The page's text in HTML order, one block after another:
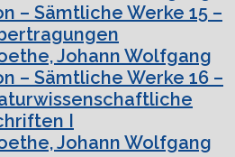
– Sämtliche Werke 15 –
Johann Wolfgang
– Sämtliche Werke 16 –
I
Johann Wolfgang